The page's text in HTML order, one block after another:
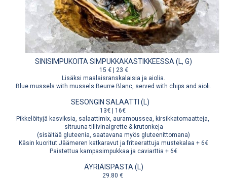
SINISIMPUKOITA SIMPUKKAKASTIKKEESSA (L, G)
15 € | 23 €
Lisäksi maalaisranskalaisia ja aiolia.
Blue mussels with mussels Beurre Blanc, served with chips and aioli.
SESONGIN SALAATTI (L)
13€ | 16€
Pikkelöityjä kasviksia, salaattimix, auramoussea, kirsikkatomaatteja,
sitruuna-tillivinaigrette & krutonkeja
(sisältää gluteenia, saatavana myös gluteenittomana)
Käsin kuoritut Jäämeren katkaravut ja friteerattuja mustekalaa + 6€
Paistettua kampasimpukkaa ja caviarttia + 6€
ÄYRIÄISPASTA (L)
29.80 €